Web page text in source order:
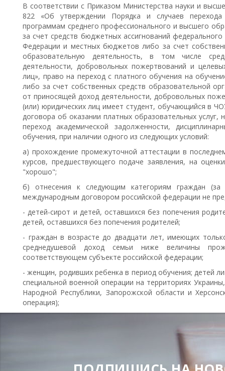
В соответствии с Приказом Министерства науки и
822 «Об утверждении Порядка и случаев
программам среднего профессионального и высшего
за счет средств бюджетных ассигнований
Федерации и местных бюджетов либо за счет
образовательную деятельность, в том числе
деятельности, добровольных пожертвований и
лиц», право на переход с платного обучения на
либо за счет собственных средств образовательной
от приносящей доход деятельности, добровольных
(или) юридических лиц имеет студент, обучающийся в
договора об оказании платных образовательных
переход академической задолженности,
обучения, при наличии одного из следующих условий:
а) прохождение промежуточной аттестации в
курсов, предшествующего подаче заявления, на
"хорошо";
б) отнесения к следующим категориям граждан (за
международным договором российской федерации не
- детей-сирот и детей, оставшихся без попечения
детей, оставшихся без попечения родителей;
- граждан в возрасте до двадцати лет, имеющих
среднедушевой доход семьи ниже величины
соответствующем субъекте российской федерации;
- женщин, родивших ребенка в период обучения; детей
специальной военной операции на территориях
Народной Республики, Запорожской области и
операция);
или единственного родителя (законного представителя).
документов, подтверждающие особые
общественной, культурно-творческой и спортивной